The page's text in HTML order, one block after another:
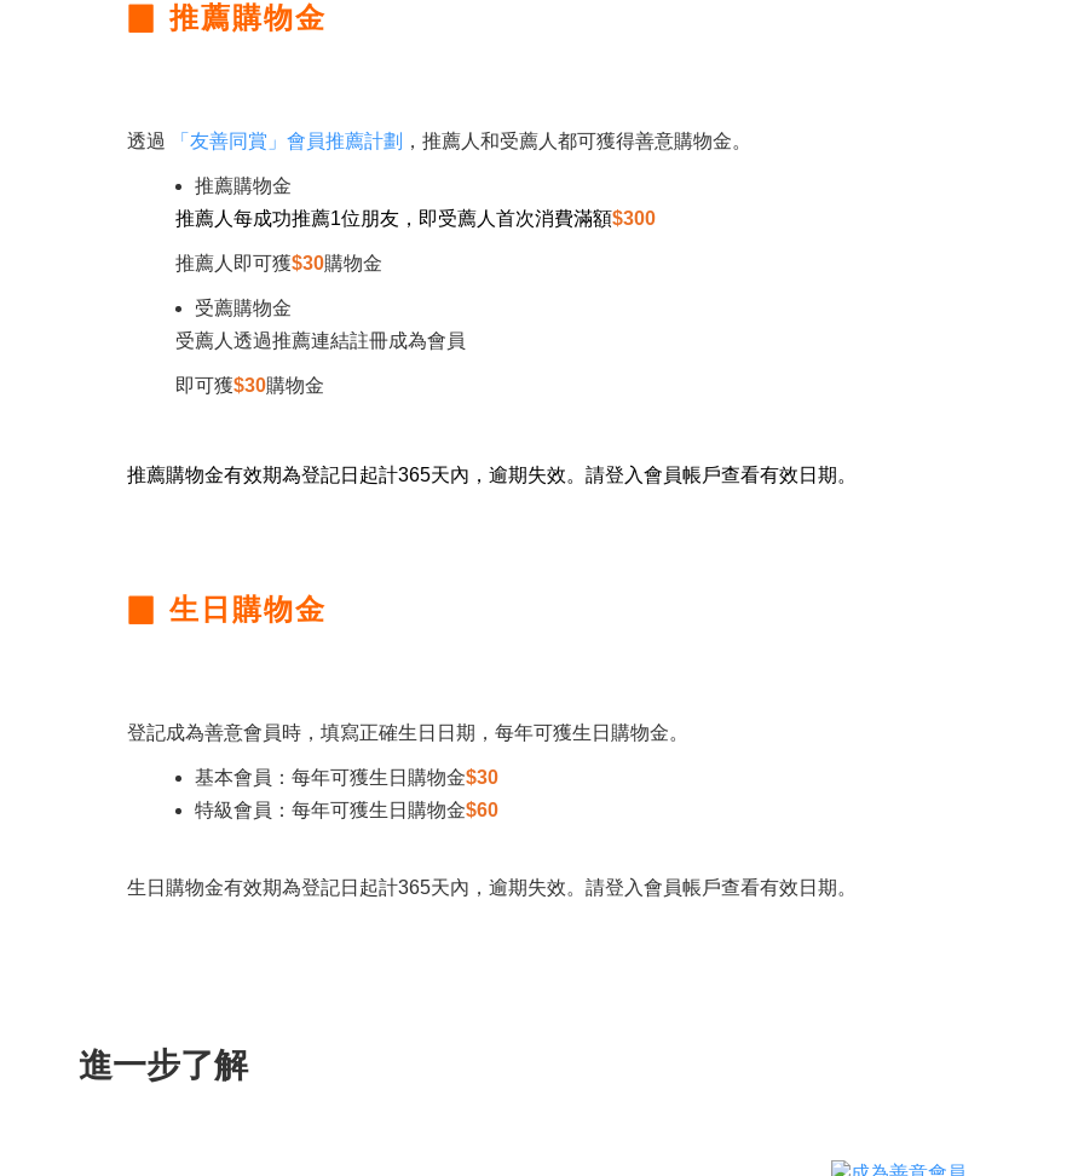
▉ 推薦購物金
透過 「友善同賞」會員推薦計劃 ，推薦人和受薦人都可獲得善意購物金。
推薦購物金
推薦人每成功推薦1位朋友，即受薦人首次消費滿額$300
推薦人即可獲$30購物金
受薦購物金
受薦人透過推薦連結註冊成為會員
即可獲$30購物金
​推薦購物金有效期為登記日起計365天內，逾期失效。請登入會員帳戶查看有效日期。
▉ 生日購物金
登記成為善意會員時，填寫正確生日日期，每年可獲生日購物金。
基本會員：每年可獲生日購物金$30
特級會員：每年可獲生日購物金$60
生日購物金有效期為登記日起計365天內，逾期失效。請登入會員帳戶查看有效日期。
進一步了解